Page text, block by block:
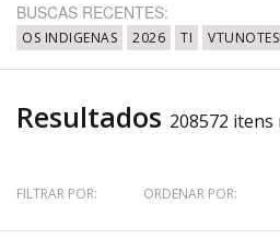
Até
Povo Indígena
BUSCAS RECENTES:
OS INDIGENAS 2026 TI
Resultados 208572 itens
FILTRAR POR: ORDENAR POR: